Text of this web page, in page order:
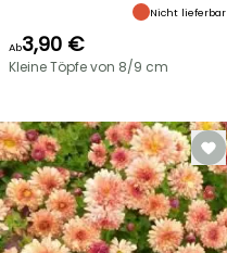
Nicht lieferbar
Ab3,90 €
Kleine Töpfe von 8/9 cm